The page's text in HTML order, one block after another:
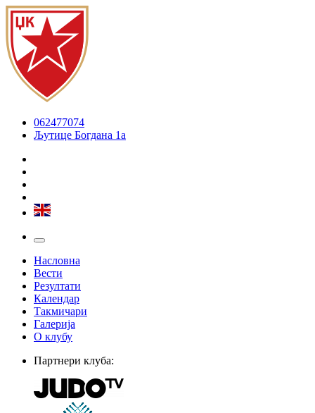
062477074
Љутице Богдана 1а
Насловна
Вести
Резултати
Календар
Такмичари
Галерија
О клубу
Партнери клуба: